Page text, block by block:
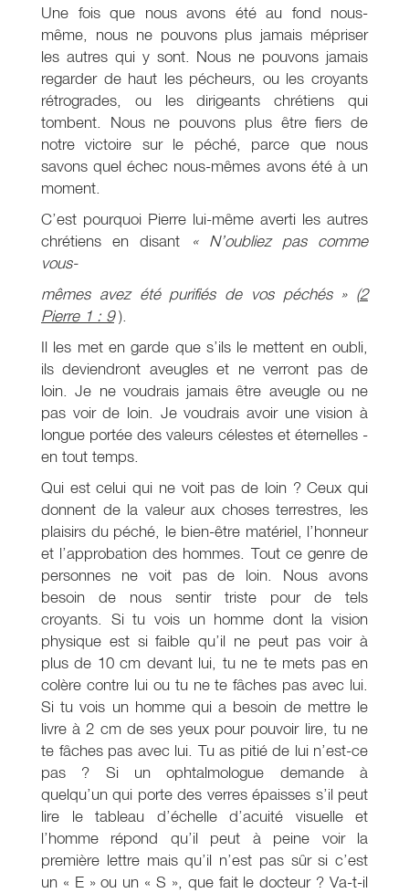
Une fois que nous avons été au fond nous-
même, nous ne pouvons plus jamais mépriser
les autres qui y sont. Nous ne pouvons jamais
regarder de haut les pécheurs, ou les croyants
rétrogrades, ou les dirigeants chrétiens qui
tombent. Nous ne pouvons plus être fiers de
notre victoire sur le péché, parce que nous
savons quel échec nous-mêmes avons été à un
moment.
C’est pourquoi Pierre lui-même averti les autres
chrétiens en disant
« N’oubliez pas comme
vous-
mêmes avez été purifiés de vos péchés » (2
Pierre 1 : 9).
Il les met en garde que s’ils le mettent en oubli,
ils deviendront aveugles et ne verront pas de
loin. Je ne voudrais jamais être aveugle ou ne
pas voir de loin. Je voudrais avoir une vision à
longue portée des valeurs célestes et éternelles -
en tout temps.
Qui est celui qui ne voit pas de loin ? Ceux qui
donnent de la valeur aux choses terrestres, les
plaisirs du péché, le bien-être matériel, l’honneur
et l’approbation des hommes. Tout ce genre de
personnes ne voit pas de loin. Nous avons
besoin de nous sentir triste pour de tels
croyants. Si tu vois un homme dont la vision
physique est si faible qu’il ne peut pas voir à
plus de 10 cm devant lui, tu ne te mets pas en
colère contre lui ou tu ne te fâches pas avec lui.
Si tu vois un homme qui a besoin de mettre le
livre à 2 cm de ses yeux pour pouvoir lire, tu ne
te fâches pas avec lui. Tu as pitié de lui n’est-ce
pas ? Si un ophtalmologue demande à
quelqu’un qui porte des verres épaisses s’il peut
lire le tableau d’échelle d’acuité visuelle et
l’homme répond qu’il peut à peine voir la
première lettre mais qu’il n’est pas sûr si c’est
un « E » ou un « S », que fait le docteur ? Va-t-il